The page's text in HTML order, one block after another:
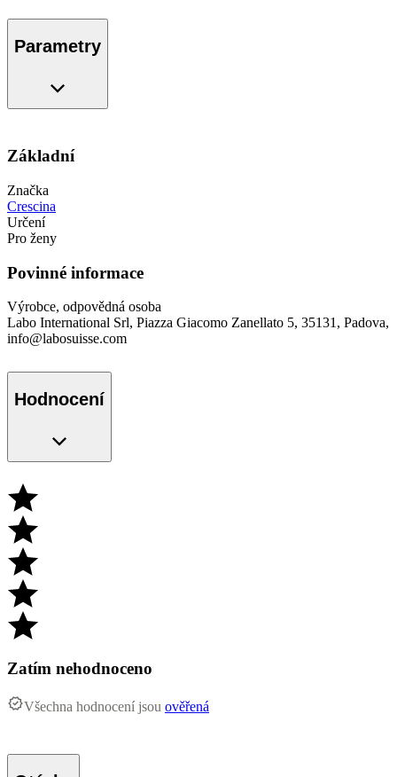
Parametry
Základní
Značka
Crescina
Určení
Pro ženy
Povinné informace
Výrobce, odpovědná osoba
Labo International Srl, Piazza Giacomo Zanellato 5, 35131, Padova,
info@labosuisse.com
Hodnocení
Zatím nehodnoceno
Všechna hodnocení jsou ověřená